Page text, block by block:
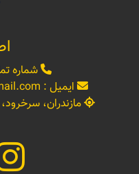
شماره
ایمیل :
مازندران،